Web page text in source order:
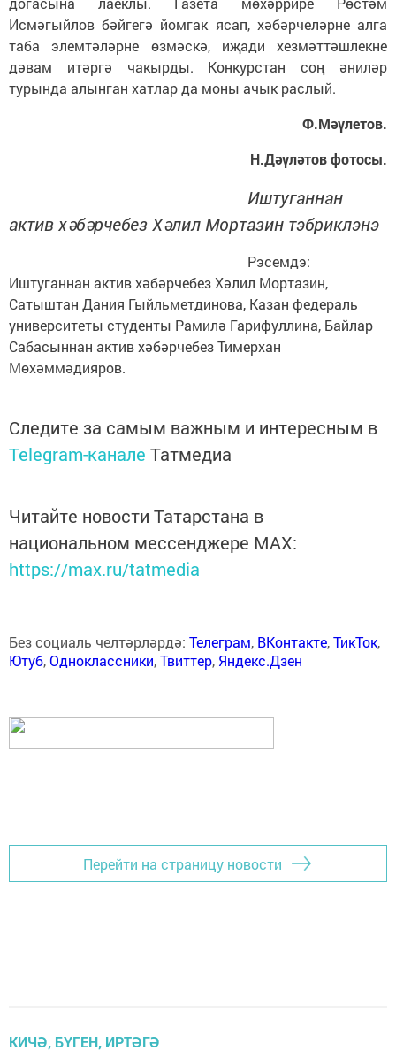
Исмәгыйлов бәйгегә йомгак ясап, хәбәрчеләрне алга
таба элемтәләрне өзмәскә, иҗади хезмәттәшлекне
дәвам итәргә чакырды. Конкурстан соң әниләр
турында алынган хатлар да моны ачык раслый.
Ф.Мәүлетов.
Н.Дәүләтов фотосы.
Иштуганнан
актив хәбәрчебез Хәлил Мортазин тэбриклэнэ
Рэсемдэ:
Иштуганнан актив хәбәрчебез Хәлил Мортазин,
Сатыштан Дания Гыйльметдинова, Казан федераль
университеты студенты Рамилә Гарифуллина, Байлар
Сабасыннан актив хәбәрчебез Тимерхан
Мөхәммәдияров.
Следите за самым важным и интересным в
Telegram-канале Татмедиа
Читайте новости Татарстана в
национальном мессенджере MАХ:
https://max.ru/tatmedia
Без социаль челтәрләрдә: Телеграм, ВКонтакте,ТикТок,
Ютуб,Одноклассники,Твиттер, Яндекс.Дзен
Перейти на страницу новости
КИЧӘ, БҮГЕН, ИРТӘГӘ